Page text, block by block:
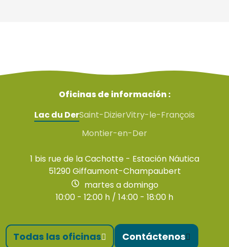
Oficinas de información :
Lac du DerSaint-DizierVitry-le-François
Montier-en-Der
1 bis rue de la Cachotte - Estación Náutica
51290 Giffaumont-Champaubert
martes a domingo
10:00 - 12:00 h / 14:00 - 18:00 h
Todas las oficinas Contáctenos